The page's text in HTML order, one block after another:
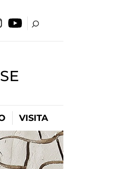
VISITA